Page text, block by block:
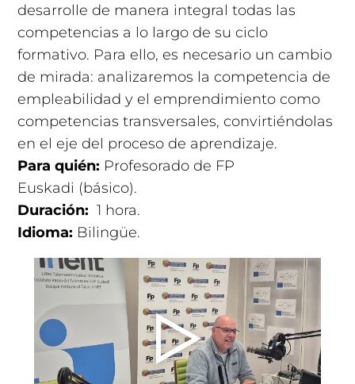
desarrolle de manera integral todas las
competencias a lo largo de su ciclo
formativo. Para ello, es necesario un cambio
de mirada: analizaremos la competencia de
empleabilidad y el emprendimiento como
competencias transversales, convirtiéndolas
en el eje del proceso de aprendizaje.
Para quién: Profesorado de FP
Euskadi (básico).
Duración: 1 hora.
Idioma: Bilingüe.